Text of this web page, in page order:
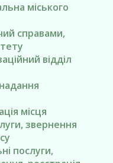
міського
справами,
відділ
місця
звернення
послуги,